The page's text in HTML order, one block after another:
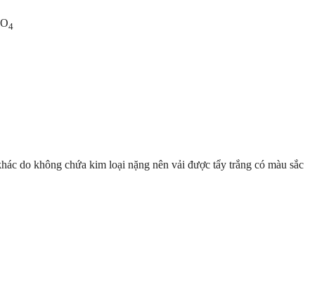
O4
do không chứa kim loại nặng nên vải được tẩy trắng có màu sắc